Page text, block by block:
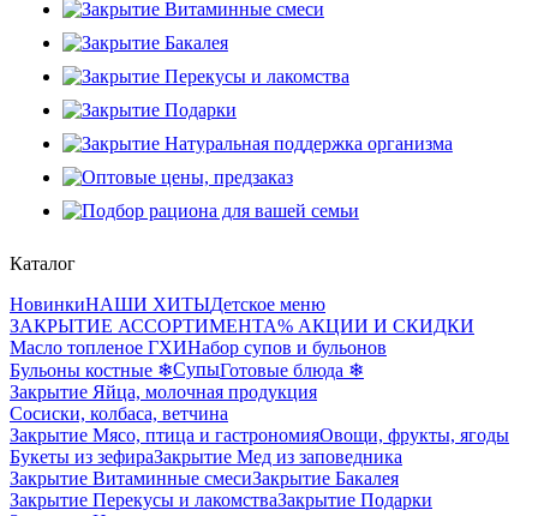
Каталог
НовинкиНАШИ ХИТЫДетское меню
ЗАКРЫТИЕ АССОРТИМЕНТА% АКЦИИ И СКИДКИ
Масло топленое ГХИНабор супов и бульонов
Бульоны костные ❄СупыГотовые блюда ❄
Закрытие Яйца, молочная продукция
Сосиски, колбаса, ветчина
Закрытие Мясо, птица и гастрономияОвощи, фрукты, ягоды
Букеты из зефираЗакрытие Мед из заповедника
Закрытие Витаминные смесиЗакрытие Бакалея
Закрытие Перекусы и лакомстваЗакрытие Подарки